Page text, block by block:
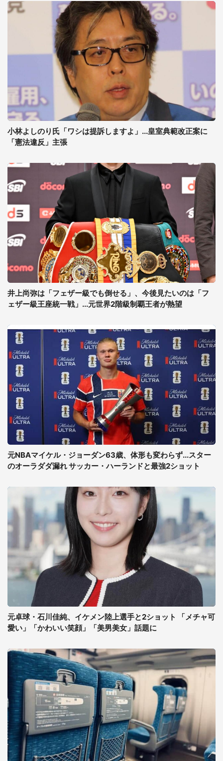
小林よしのり氏「ワシは提訴しますよ」...皇室典範改正案に
「憲法違反」主張
井上尚弥は「フェザー級でも倒せる」、今後見たいのは「フ
ェザー級王座統一戦」...元世界2階級制覇王者が熱望
元NBAマイケル・ジョーダン63歳、体形も変わらず...スター
のオーラダダ漏れ サッカー・ハーランドと最強2ショット
元卓球・石川佳純、イケメン陸上選手と2ショット 「メチャ可
愛い」「かわいい笑顔」「美男美女」話題に